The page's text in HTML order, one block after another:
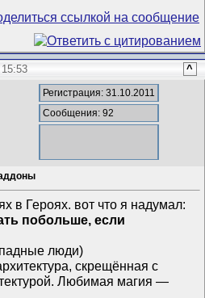
^
Регистрация: 31.10.2011
Сообщения: 92
в Героях. вот что я надумал:
побольше, если
люди)
скрещённая с
Любимая магия —